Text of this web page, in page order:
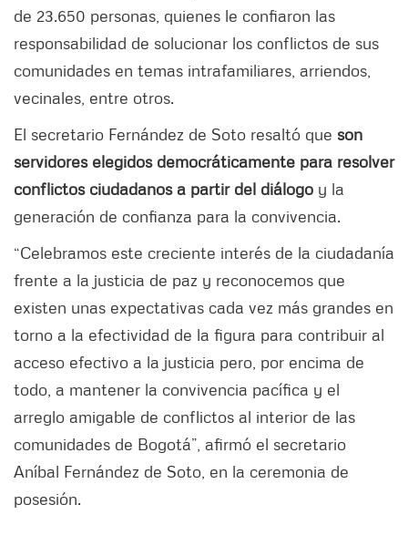
de 23.650 personas, quienes le confiaron las
responsabilidad de solucionar los conflictos de sus
comunidades en temas intrafamiliares, arriendos,
vecinales, entre otros.
El secretario Fernández de Soto resaltó que son
servidores elegidos democráticamente para resolver
conflictos ciudadanos a partir del diálogo y la
generación de confianza para la convivencia.
“Celebramos este creciente interés de la ciudadanía
frente a la justicia de paz y reconocemos que
existen unas expectativas cada vez más grandes en
torno a la efectividad de la figura para contribuir al
acceso efectivo a la justicia pero, por encima de
todo, a mantener la convivencia pacífica y el
arreglo amigable de conflictos al interior de las
comunidades de Bogotá”, afirmó el secretario
Aníbal Fernández de Soto, en la ceremonia de
posesión.